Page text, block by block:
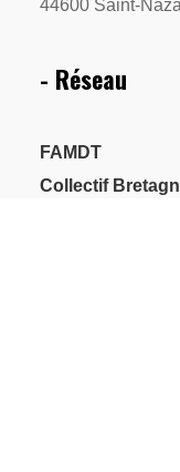
44600 Saint-
- Réseau
FAMDT
Collectif